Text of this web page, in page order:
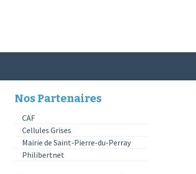
Nos Partenaires
CAF
Cellules Grises
Mairie de Saint-Pierre-du-Perray
Philibertnet